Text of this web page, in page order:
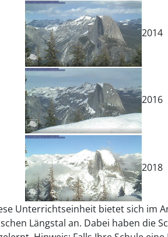
2014
2016
2018
Unterrichtseinheit bietet sich im
Längstal an. Dabei haben die